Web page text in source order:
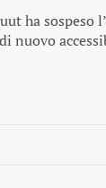
ha sospeso
nuovo